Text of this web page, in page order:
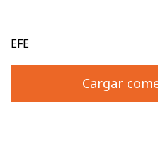
EFE
Cargar